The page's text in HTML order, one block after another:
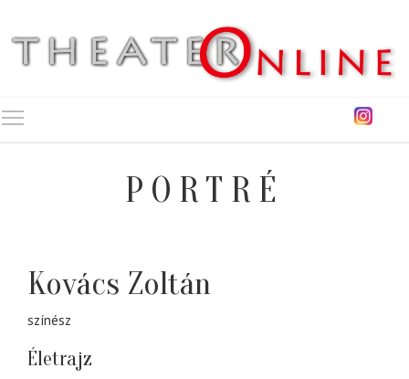
PORTRÉ
Kovács Zoltán
színész
Életrajz